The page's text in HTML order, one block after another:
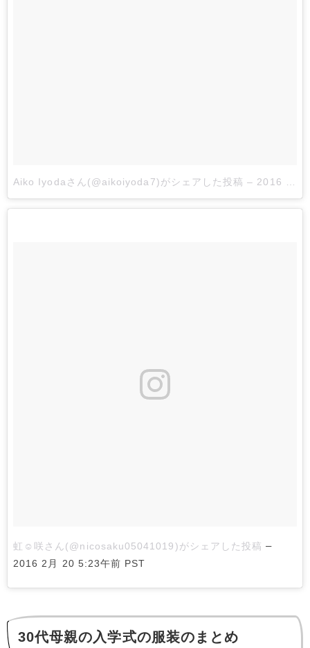
Aiko Iyodaさん(@aikoiyoda7)がシェアした投稿 – 2016 4月 5 5:41午後 PDT
虹☺︎咲さん(@nicosaku05041019)がシェアした投稿 –
2016 2月 20 5:23午前 PST
30代母親の入学式の服装のまとめ